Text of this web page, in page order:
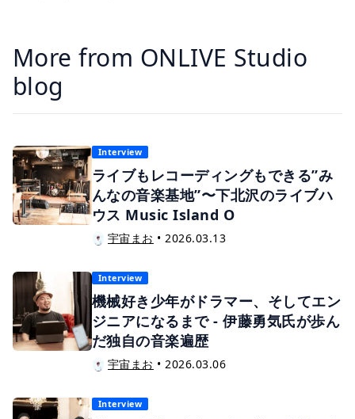
More from ONLIVE Studio
blog
Interview
ライブもレコーディングもできる”み
んなの音楽基地”〜下北沢のライブハ
ウス Music Island O
宇宙まお •2026.03.13
Interview
機械好き少年がドラマー、そしてエン
ジニアになるまで - 伊藤勇気氏が歩ん
だ独自の音楽遍歴
宇宙まお •2026.03.06
Interview